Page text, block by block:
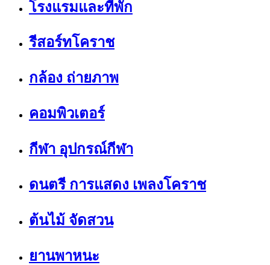
โรงแรมและที่พัก
รีสอร์ทโคราช
กล้อง ถ่ายภาพ
คอมพิวเตอร์
กีฬา อุปกรณ์กีฬา
ดนตรี การแสดง เพลงโคราช
ต้นไม้ จัดสวน
ยานพาหนะ